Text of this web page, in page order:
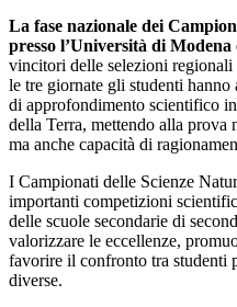
La fase nazionale dei
presso l’Università di Modena
vincitori delle selezioni
le tre giornate gli studenti
di approfondimento scientifico
della Terra, mettendo alla prova
ma anche capacità di
I Campionati delle Scienze
importanti competizioni
delle scuole secondarie di
valorizzare le eccellenze,
favorire il confronto tra studenti
diverse.